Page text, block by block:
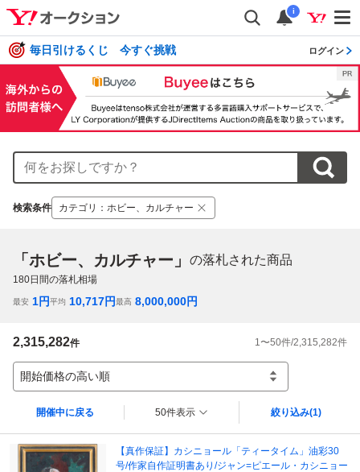
i
毎日引けるくじ 今すぐ挑戦 ログイン
検索条件 カテゴリ ： ホビー、カルチャー
「ホビー、カルチャー」 の落札された商品
180日間の落札相場
最安 1円平均 10,717円最高 8,000,000円
2,315,282件 1 〜50件/2,315,282件
開始価格の高い順
開催中に戻る 50件表示 絞り込み(1)
【真作保証】カシニョール「ティータイム」油彩30
号/作家自作証明書あり/ジャン=ピエール・カシニョー